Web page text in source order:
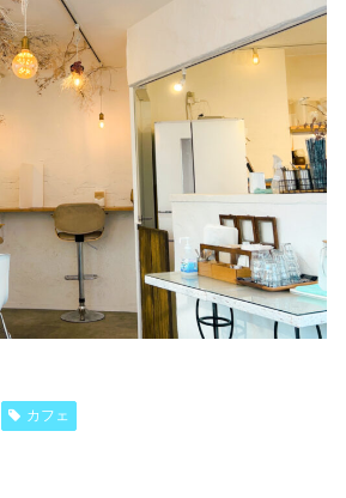
カフェ